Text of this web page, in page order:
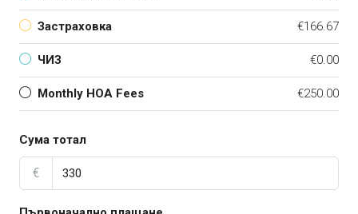
Застраховка €166.67
ЧИЗ €0.00
Monthly HOA Fees €250.00
Сума тотал
€